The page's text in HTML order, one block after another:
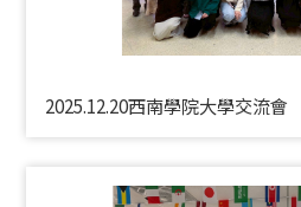
2025.12.20西南學院大學交流會